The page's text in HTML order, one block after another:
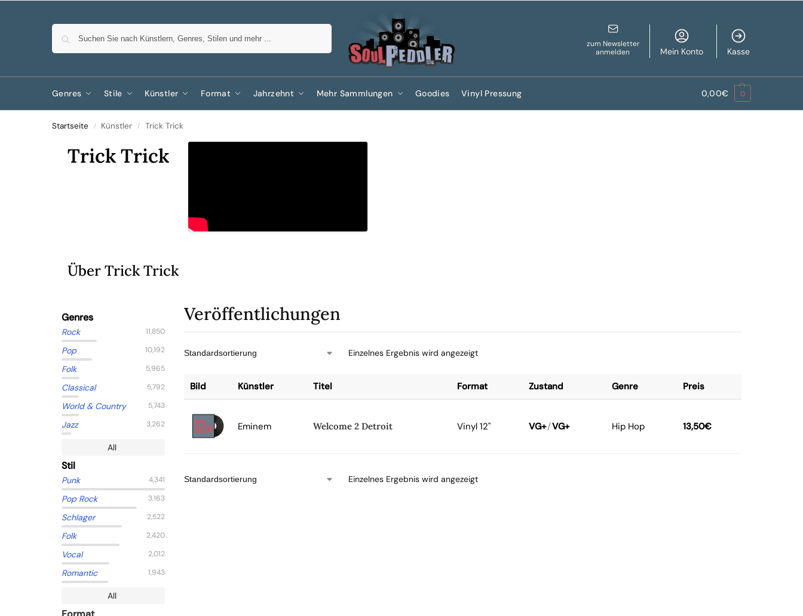
zum Newsletter
anmelden
Mein Konto Kasse
Genres Stile Künstler Format Jahrzehnt Mehr Sammlungen Goodies Vinyl Pressung 0,00€ 0
Startseite / Künstler / Trick Trick
Trick Trick
Über Trick Trick
Veröffentlichungen
Einzelnes Ergebnis wird angezeigt
Bild Künstler Titel Format Zustand Genre Preis
Eminem Welcome 2 Detroit Vinyl 12" VG+/VG+ Hip Hop 13,50€
Einzelnes Ergebnis wird angezeigt
Genres
11,850
Rock
10,192
Pop
5,965
Folk
5,792
Classical
5,743
World & Country
3,262
Jazz
All
Stil
4,341
Punk
3,163
Pop Rock
2,522
Schlager
2,420
Folk
2,012
Vocal
1,943
Romantic
All